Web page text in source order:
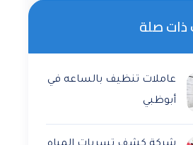
ذات صلة
عاملات تنظيف بالساعه في
أبوظبي